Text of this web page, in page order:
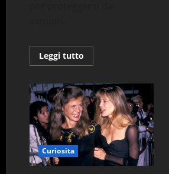
Leggi tutto
di
Il
cimitero
dei
vampiri
a
Drawsko,
Polonia.
Curiosita